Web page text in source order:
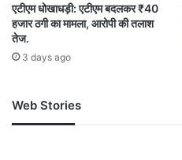
एटीएम धोखाधड़ी: एटीएम बदलकर ₹40
हजार ठगी का मामला, आरोपी की तलाश
तेज.
3 days ago
Web Stories
जम्मू-कश्मीर में बारिश से
अपडेट